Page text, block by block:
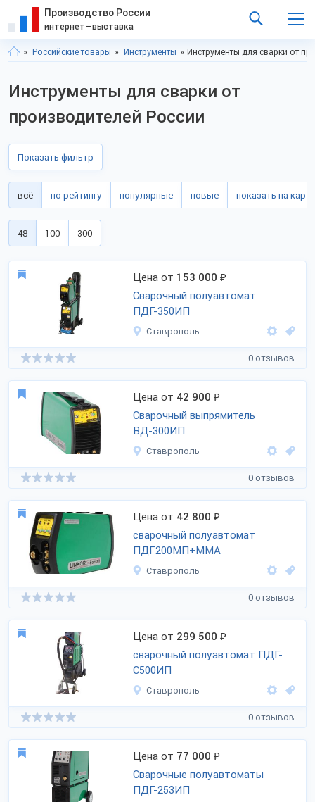
Производство России
интернет—выставка
Российские товары Инструменты Инструменты для сварки от
Инструменты для сварки от
производителей России
Показать фильтр
всё по рейтингу популярные новые показать на карте
48 100 300
Цена от 153 000 ₽
Сварочный полуавтомат
ПДГ-350ИП
Ставрополь
0 отзывов
Цена от 42 900 ₽
Сварочный выпрямитель
ВД-300ИП
Ставрополь
0 отзывов
Цена от 42 800 ₽
сварочный полуавтомат
ПДГ200МП+ММА
Ставрополь
0 отзывов
Цена от 299 500 ₽
сварочный полуавтомат ПДГ-
С500ИП
Ставрополь
0 отзывов
Цена от 77 000 ₽
Сварочные полуавтоматы
ПДГ-253ИП